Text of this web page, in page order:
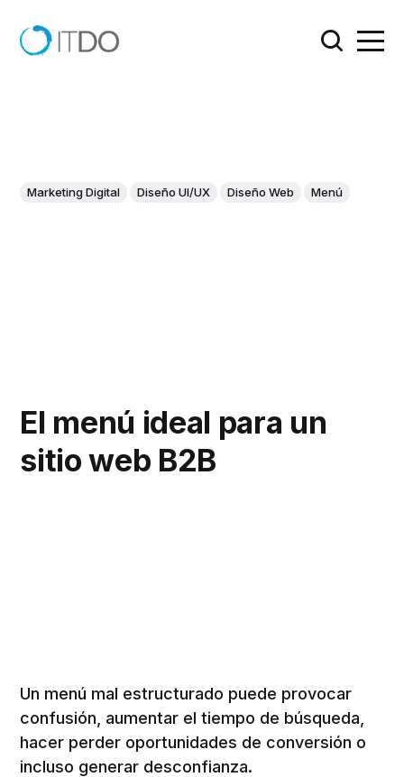
Marketing Digital Diseño UI/UX Diseño Web Menú
El menú ideal para un
sitio web B2B
Un menú mal estructurado puede provocar
confusión, aumentar el tiempo de búsqueda,
hacer perder oportunidades de conversión o
incluso generar desconfianza.